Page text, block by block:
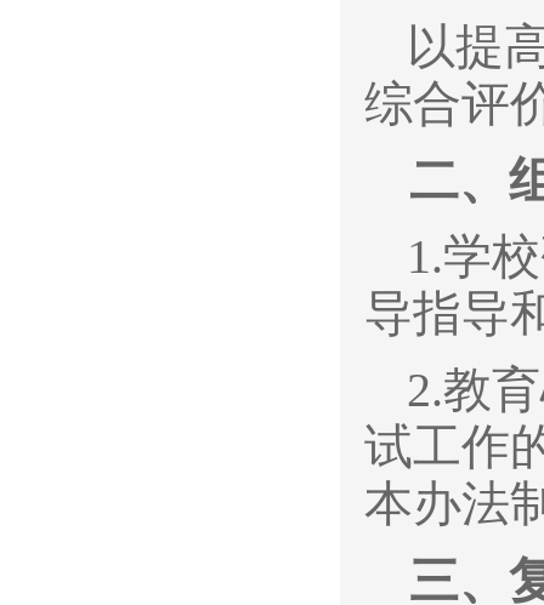
以提
综合评
二、
1.学
导指导
2.教
试工作
本办法
三、